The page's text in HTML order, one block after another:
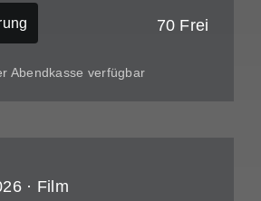
70 Frei
Abendkasse verfügbar
· Film